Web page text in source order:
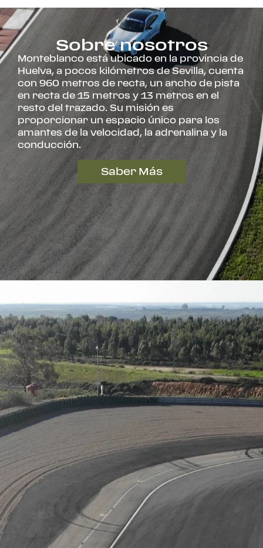
Sobre nosotros
Monteblanco está ubicado en la provincia de
Huelva, a pocos kilómetros de Sevilla, cuenta
con 960 metros de recta, un ancho de pista
en recta de 15 metros y 13 metros en el
resto del trazado. Su misión es
proporcionar un espacio único para los
amantes de la velocidad, la adrenalina y la
conducción.
Saber Más